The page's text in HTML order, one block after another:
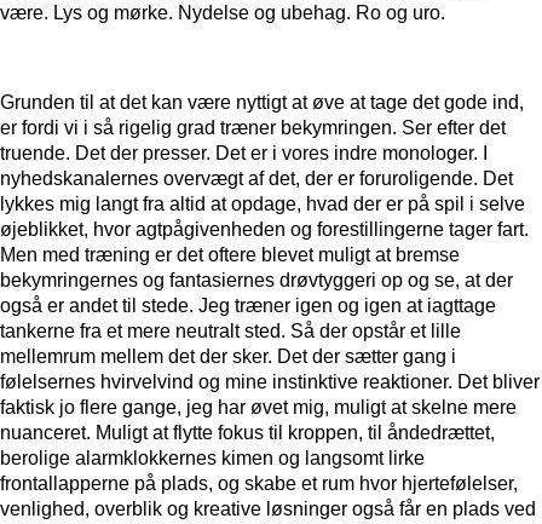
være. Lys og mørke. Nydelse og ubehag. Ro og uro.
Grunden til at det kan være nyttigt at øve at tage det gode ind,
er fordi vi i så rigelig grad træner bekymringen. Ser efter det
truende. Det der presser. Det er i vores indre monologer. I
nyhedskanalernes overvægt af det, der er foruroligende. Det
lykkes mig langt fra altid at opdage, hvad der er på spil i selve
øjeblikket, hvor agtpågivenheden og forestillingerne tager fart.
Men med træning er det oftere blevet muligt at bremse
bekymringernes og fantasiernes drøvtyggeri op og se, at der
også er andet til stede. Jeg træner igen og igen at iagttage
tankerne fra et mere neutralt sted. Så der opstår et lille
mellemrum mellem det der sker. Det der sætter gang i
følelsernes hvirvelvind og mine instinktive reaktioner. Det bliver
faktisk jo flere gange, jeg har øvet mig, muligt at skelne mere
nuanceret. Muligt at flytte fokus til kroppen, til åndedrættet,
berolige alarmklokkernes kimen og langsomt lirke
frontallapperne på plads, og skabe et rum hvor hjertefølelser,
venlighed, overblik og kreative løsninger også får en plads ved